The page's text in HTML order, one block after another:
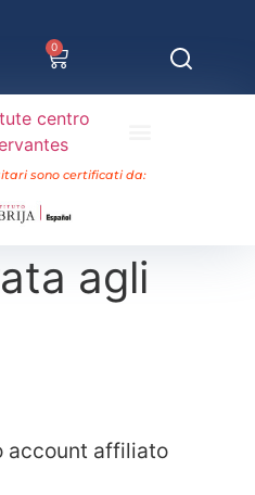
0
sono certificati da:
agli
account affiliato